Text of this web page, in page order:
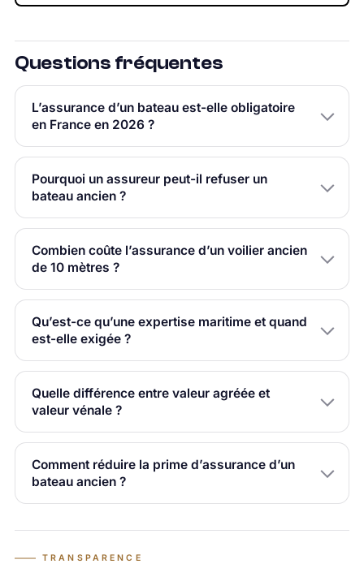
Questions fréquentes
L’assurance d’un bateau est-elle obligatoire
en France en 2026 ?
Pourquoi un assureur peut-il refuser un
bateau ancien ?
Combien coûte l’assurance d’un voilier ancien
de 10 mètres ?
Qu’est-ce qu’une expertise maritime et quand
est-elle exigée ?
Quelle différence entre valeur agréée et
valeur vénale ?
Comment réduire la prime d’assurance d’un
bateau ancien ?
TRANSPARENCE